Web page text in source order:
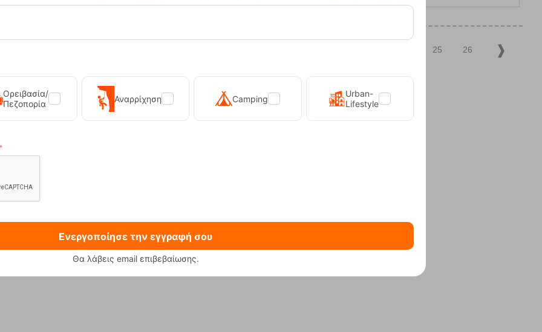
25 26
Ορειβασία/
Πεζοπορία
Αναρρίχηση Camping
Urban-
Lifestyle
Ενεργοποίησε την εγγραφή σου
Θα λάβεις email επιβεβαίωσης.